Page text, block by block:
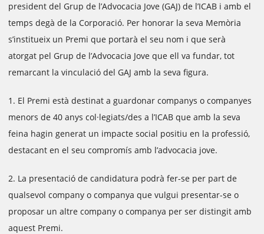
president del Grup de l’Advocacia Jove (GAJ) de l’ICAB i amb el
temps degà de la Corporació. Per honorar la seva Memòria
s’institueix un Premi que portarà el seu nom i que serà
atorgat pel Grup de l’Advocacia Jove que ell va fundar, tot
remarcant la vinculació del GAJ amb la seva figura.
1. El Premi està destinat a guardonar companys o companyes
menors de 40 anys col·legiats/des a l’ICAB que amb la seva
feina hagin generat un impacte social positiu en la professió,
destacant en el seu compromís amb l’advocacia jove.
2. La presentació de candidatura podrà fer-se per part de
qualsevol company o companya que vulgui presentar-se o
proposar un altre company o companya per ser distingit amb
aquest Premi.